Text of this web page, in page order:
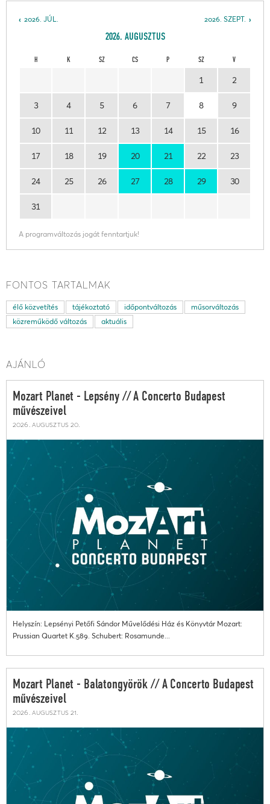
2026. SZEPT.
2026. JÚL.
2026. AUGUSZTUS
H K SZ CS P SZ V
1 2
3 4 5 6 7 8 9
10 11 12 13 14 15 16
17 18 19 20 21 22 23
24 25 26 27 28 29 30
31
A programváltozás jogát fenntartjuk!
FONTOS TARTALMAK
élő közvetítés tájékoztató időpontváltozás
műsorváltozás
közreműködő változás
aktuális
AJÁNLÓ
Mozart Planet - Lepsény // A Concerto Budapest
művészeivel
2026. augusztus 20.
Helyszín: Lepsényi Petőfi Sándor Művelődési Ház és Könyvtár Mozart:
Prussian Quartet K.589. Schubert: Rosamunde...
Mozart Planet - Balatongyörök // A Concerto Budapest
művészeivel
2026. augusztus 21.